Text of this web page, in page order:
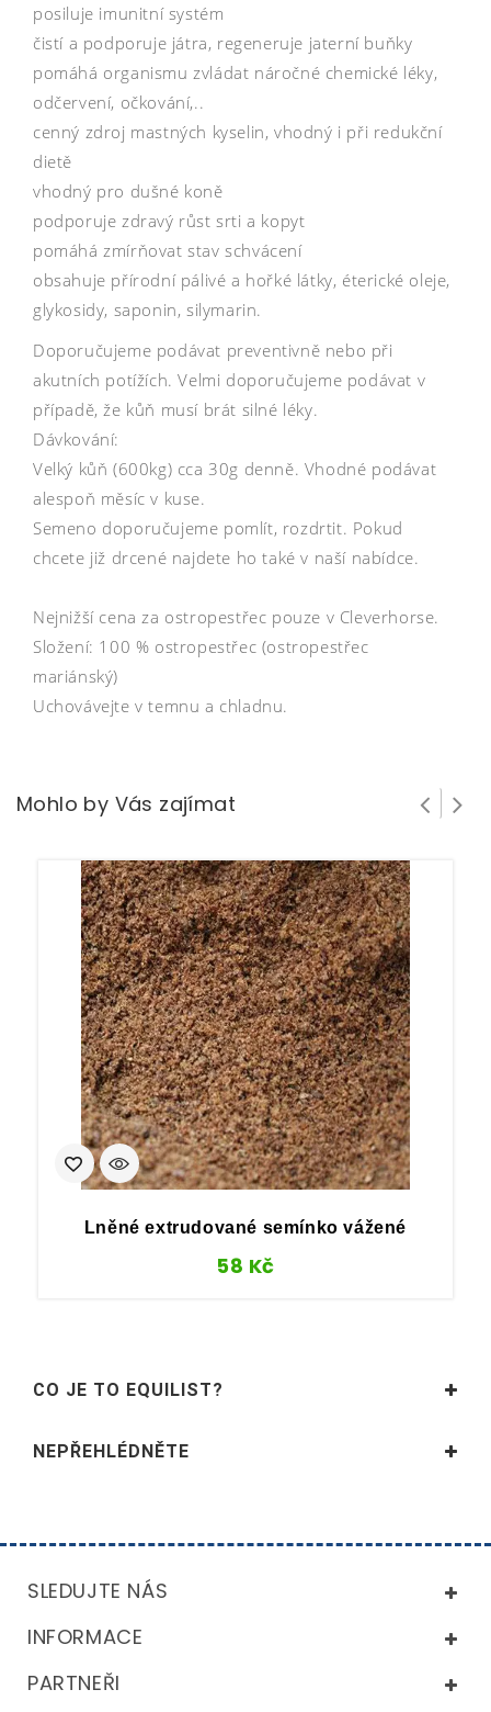
posiluje imunitní systém
čistí a podporuje játra, regeneruje jaterní buňky
pomáhá organismu zvládat náročné chemické léky,
odčervení, očkování,..
cenný zdroj mastných kyselin, vhodný i při redukční
dietě
vhodný pro dušné koně
podporuje zdravý růst srti a kopyt
pomáhá zmírňovat stav schvácení
obsahuje přírodní pálivé a hořké látky, éterické oleje,
glykosidy, saponin, silymarin.
Doporučujeme podávat preventivně nebo při
akutních potížích. Velmi doporučujeme podávat v
případě, že kůň musí brát silné léky.
Dávkování:
Velký kůň (600kg) cca 30g denně. Vhodné podávat
alespoň měsíc v kuse.
Semeno doporučujeme pomlít, rozdrtit. Pokud
chcete již drcené najdete ho také v naší nabídce.
Nejnižší cena za ostropestřec pouze v Cleverhorse.
Složení: 100 % ostropestřec (ostropestřec
mariánský)
Uchovávejte v temnu a chladnu.
Mohlo by Vás zajímat
Lněné extrudované semínko vážené
58 Kč
CO JE TO EQUILIST?
NEPŘEHLÉDNĚTE
SLEDUJTE NÁS
INFORMACE
PARTNEŘI